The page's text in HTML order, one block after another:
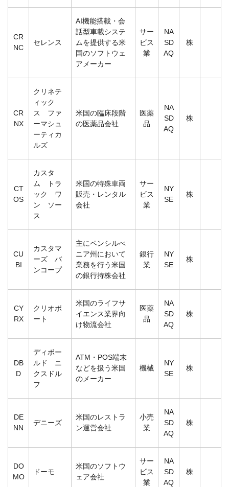
CR
NC
セレンス
AI機能搭載・会
話型車載システ
ムを提供する米
国のソフトウェ
アメーカー
サー
ビス
業
NA
SD
AQ
株
CR
NX
クリネテ
ィック
ス ファ
ーマシュ
ーティカ
ルズ
米国の臨床段階
の医薬品会社
医薬
品
NA
SD
AQ
株
CT
OS
カスタ
ム トラ
ック ワ
ン ソー
ス
米国の特殊車両
販売・レンタル
会社
サー
ビス
業
NY
SE
株
CU
BI
カスタマ
ーズ バ
ンコープ
主にペンシルべ
ニア州において
業務を行う米国
の銀行持株会社
銀行
業
NY
SE
株
CY
RX
クリオポ
ート
米国のライフサ
イエンス業界向
け物流会社
医薬
品
NA
SD
AQ
株
DB
D
ディボー
ルド ニ
クスドル
フ
ATM・POS端末
などを扱う米国
のメーカー
機械
NY
SE
株
DE
NN
デニーズ
米国のレストラ
ン運営会社
小売
業
NA
SD
AQ
株
DO
MO
ドーモ
米国のソフトウ
ェア会社
サー
ビス
業
NA
SD
AQ
株